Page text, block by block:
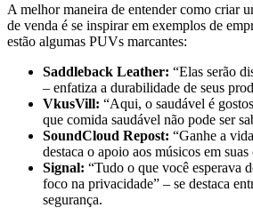
A melhor maneira de entender como criar
de venda é se inspirar em exemplos de
estão algumas PUVs marcantes:
Saddleback Leather: “Elas serão
– enfatiza a durabilidade de seus
VkusVill: “Aqui, o saudável é
que comida saudável não pode ser
SoundCloud Repost: “Ganhe a
destaca o apoio aos músicos em suas
Signal: “Tudo o que você esperava
foco na privacidade” – se destaca
segurança.